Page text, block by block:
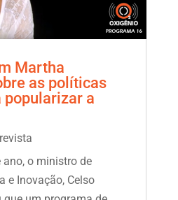
Martha
as políticas
popularizar a
ano, o ministro de
e Inovação, Celso